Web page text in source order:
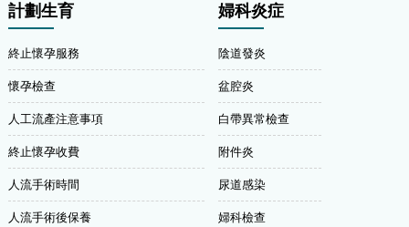
計劃生育
終止懷孕服務
懷孕檢查
人工流產注意事項
終止懷孕收費
人流手術時間
人流手術後保養
婦科炎症
陰道發炎
盆腔炎
白帶異常檢查
附件炎
尿道感染
婦科檢查